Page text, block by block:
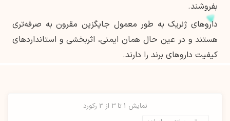
بفروشند.
داروهای ژنریک به طور معمول جایگزین مقرون به صرفه‌تری
هستند و در عین حال همان ایمنی، اثربخشی و استانداردهای
کیفیت داروهای برند را دارند.
نمایش 1 تا 3 از 3 رکورد